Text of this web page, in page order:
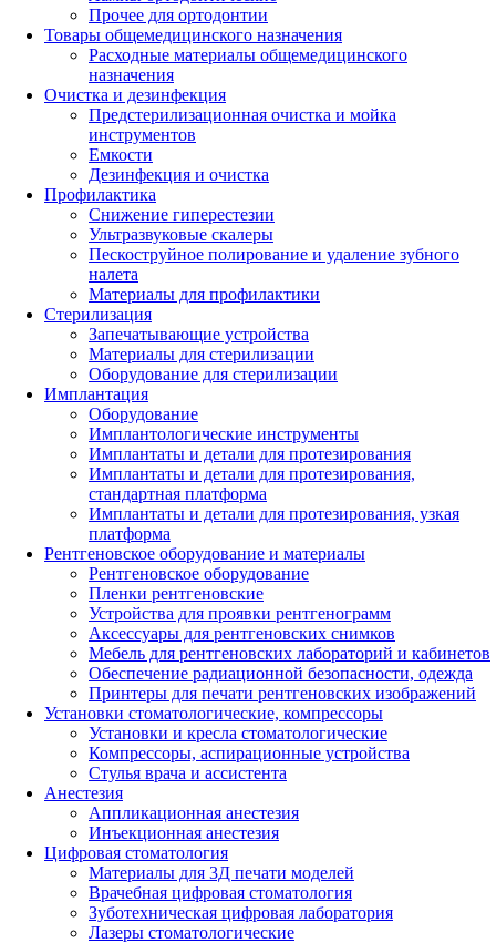
Прочее для ортодонтии
Товары общемедицинского назначения
Расходные материалы общемедицинского
назначения
Очистка и дезинфекция
Предстерилизационная очистка и мойка
инструментов
Емкости
Дезинфекция и очистка
Профилактика
Снижение гиперестезии
Ультразвуковые скалеры
Пескоструйное полирование и удаление зубного
налета
Материалы для профилактики
Стерилизация
Запечатывающие устройства
Материалы для стерилизации
Оборудование для стерилизации
Имплантация
Оборудование
Имплантологические инструменты
Имплантаты и детали для протезирования
Имплантаты и детали для протезирования,
стандартная платформа
Имплантаты и детали для протезирования, узкая
платформа
Рентгеновское оборудование и материалы
Рентгеновское оборудование
Пленки рентгеновские
Устройства для проявки рентгенограмм
Аксессуары для рентгеновских снимков
Мебель для рентгеновских лабораторий и кабинетов
Обеспечение радиационной безопасности, одежда
Принтеры для печати рентгеновских изображений
Установки стоматологические, компрессоры
Установки и кресла стоматологические
Компрессоры, аспирационные устройства
Стулья врача и ассистента
Анестезия
Аппликационная анестезия
Инъекционная анестезия
Цифровая стоматология
Материалы для 3Д печати моделей
Врачебная цифровая стоматология
Зуботехническая цифровая лаборатория
Лазеры стоматологические